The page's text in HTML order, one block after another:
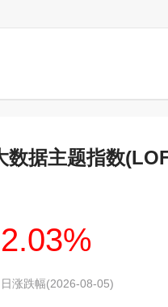
数据主题指数
2.03%
日涨跌幅(2026-08-05)